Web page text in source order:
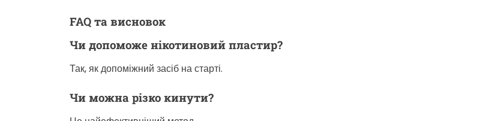
FAQ та висновок
Чи допоможе нікотиновий пластир?
Так, як допоміжний засіб на старті.
Чи можна різко кинути?